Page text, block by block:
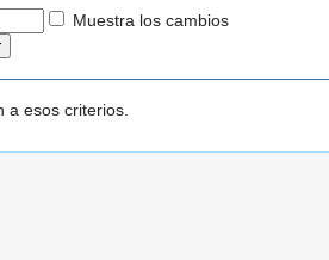
Muestra los cambios
esos criterios.